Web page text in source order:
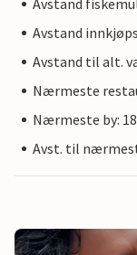
Avstand
Avstand
Avstand til alt.
Nærmeste
Nærmeste by:
Avst. til